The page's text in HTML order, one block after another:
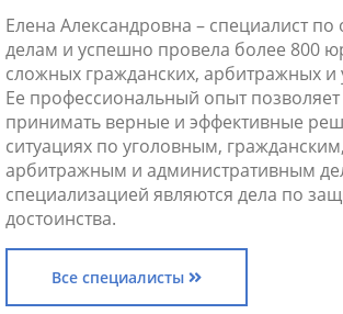
Елена Александровна – специалист
делам и успешно провела более 800
сложных гражданских, арбитражных и
Ее профессиональный опыт
принимать верные и эффективные
ситуациях по уголовным,
арбитражным и административным
специализацией являются дела по
достоинства.
Все специалисты